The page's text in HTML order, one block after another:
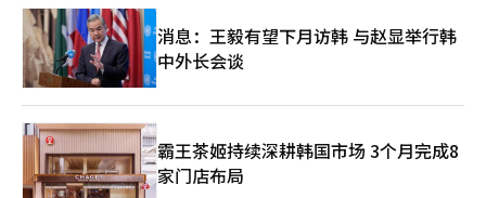
消息：王毅有望下月访韩 与赵显举行韩
中外长会谈
霸王茶姬持续深耕韩国市场 3个月完成8
家门店布局